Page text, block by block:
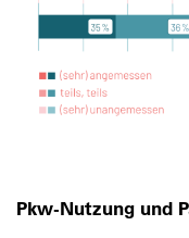
Pkw-Nutzung und